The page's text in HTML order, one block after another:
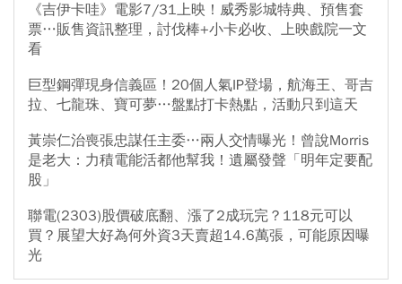
《吉伊卡哇》電影7/31上映！威秀影城特典、預售套
票…販售資訊整理，討伐棒+小卡必收、上映戲院一文
看
巨型鋼彈現身信義區！20個人氣IP登場，航海王、哥吉
拉、七龍珠、寶可夢…盤點打卡熱點，活動只到這天
黃崇仁治喪張忠謀任主委…兩人交情曝光！曾說Morris
是老大：力積電能活都他幫我！遺屬發聲「明年定要配
股」
聯電(2303)股價破底翻、漲了2成玩完？118元可以
買？展望大好為何外資3天賣超14.6萬張，可能原因曝
光